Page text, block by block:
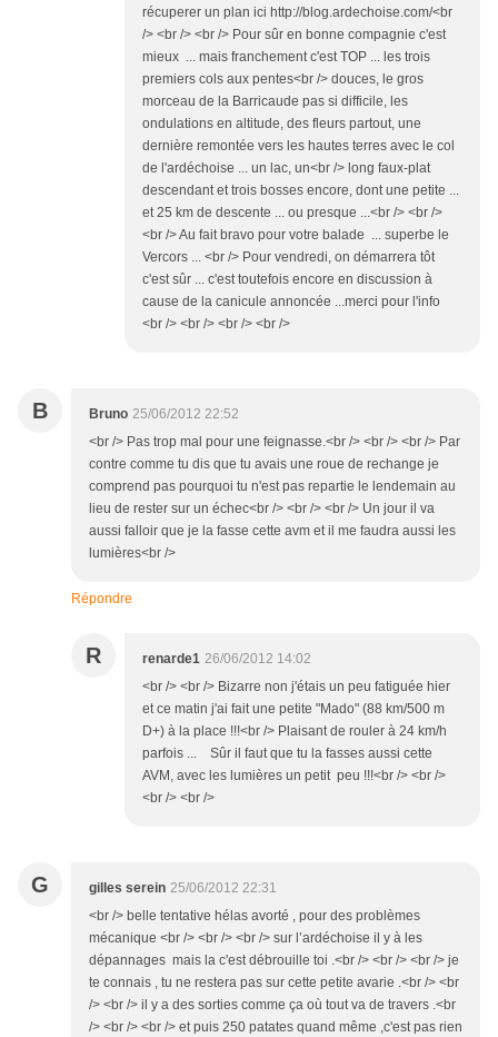
récuperer un plan ici http://blog.ardechoise.com/<br
/> <br /> <br /> Pour sûr en bonne compagnie c'est
mieux ... mais franchement c'est TOP ... les trois
premiers cols aux pentes<br /> douces, le gros
morceau de la Barricaude pas si difficile, les
ondulations en altitude, des fleurs partout, une
dernière remontée vers les hautes terres avec le col
de l'ardéchoise ... un lac, un<br /> long faux-plat
descendant et trois bosses encore, dont une petite ...
et 25 km de descente ... ou presque ...<br /> <br />
<br /> Au fait bravo pour votre balade ... superbe le
Vercors ... <br /> Pour vendredi, on démarrera tôt
c'est sûr ... c'est toutefois encore en discussion à
cause de la canicule annoncée ...merci pour l'info
<br /> <br /> <br /> <br />
B Bruno 25/06/2012 22:52
<br /> Pas trop mal pour une feignasse.<br /> <br /> <br /> Par
contre comme tu dis que tu avais une roue de rechange je
comprend pas pourquoi tu n'est pas repartie le lendemain au
lieu de rester sur un échec<br /> <br /> <br /> Un jour il va
aussi falloir que je la fasse cette avm et il me faudra aussi les
lumières<br />
Répondre
R renarde1 26/06/2012 14:02
<br /> <br /> Bizarre non j'étais un peu fatiguée hier
et ce matin j'ai fait une petite "Mado" (88 km/500 m
D+) à la place !!!<br /> Plaisant de rouler à 24 km/h
parfois ... Sûr il faut que tu la fasses aussi cette
AVM, avec les lumières un petit peu !!!<br /> <br />
<br /> <br />
G gilles serein 25/06/2012 22:31
<br /> belle tentative hélas avorté , pour des problèmes
mécanique <br /> <br /> <br /> sur l’ardéchoise il y à les
dépannages mais la c'est débrouille toi .<br /> <br /> <br /> je
te connais , tu ne restera pas sur cette petite avarie .<br /> <br
/> <br /> il y a des sorties comme ça où tout va de travers .<br
/> <br /> <br /> et puis 250 patates quand même ,c'est pas rien